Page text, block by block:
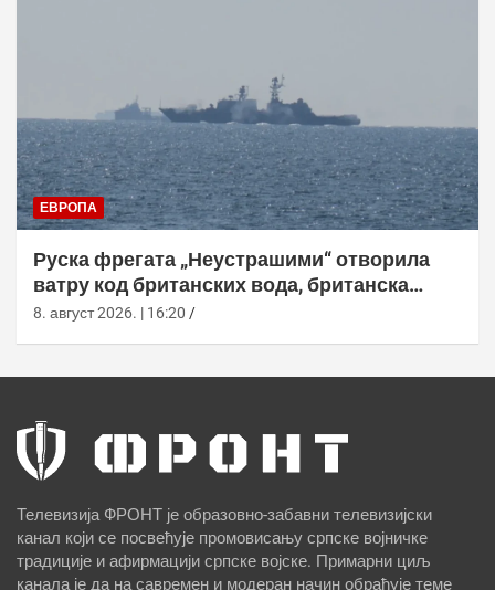
ЕВРОПА
Руска фрегата „Неустрашими“ отворила
ватру код британских вода, британска
морнарица појачала праћење
8. август 2026. | 16:20
Телевизија ФРОНТ је образовно-забавни телевизијски
канал који се посвећује промовисању српске војничке
традиције и афирмацији српске војске. Примарни циљ
канала је да на савремен и модеран начин обрађује теме